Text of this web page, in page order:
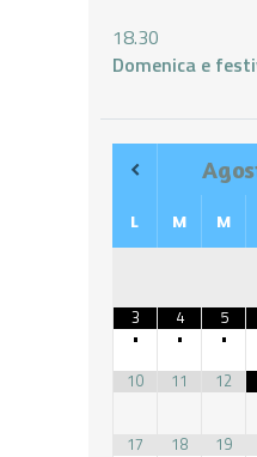
18.30
Domenica e
L M M
3
•
4
•
5
•
10 11 12
17
18 19